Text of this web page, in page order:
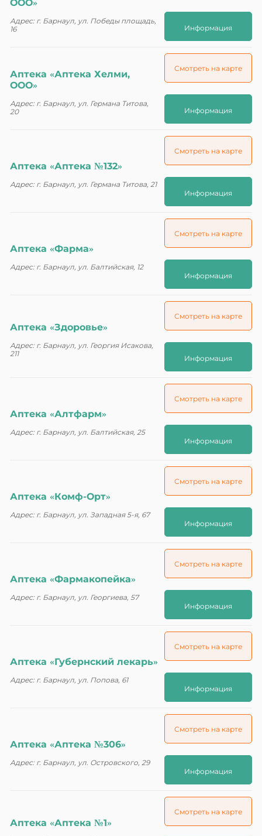
ООО»
Адрес: г. Барнаул, ул. Победы площадь,
16
Информация
Аптека «Аптека Хелми,
ООО»
Адрес: г. Барнаул, ул. Германа Титова,
20
Смотреть на карте
Информация
Аптека «Аптека №132»
Адрес: г. Барнаул, ул. Германа Титова, 21
Смотреть на карте
Информация
Аптека «Фарма»
Адрес: г. Барнаул, ул. Балтийская, 12
Смотреть на карте
Информация
Аптека «Здоровье»
Адрес: г. Барнаул, ул. Георгия Исакова,
211
Смотреть на карте
Информация
Аптека «Алтфарм»
Адрес: г. Барнаул, ул. Балтийская, 25
Смотреть на карте
Информация
Аптека «Комф-Орт»
Адрес: г. Барнаул, ул. Западная 5-я, 67
Смотреть на карте
Информация
Аптека «Фармакопейка»
Адрес: г. Барнаул, ул. Георгиева, 57
Смотреть на карте
Информация
Аптека «Губернский лекарь»
Адрес: г. Барнаул, ул. Попова, 61
Смотреть на карте
Информация
Аптека «Аптека №306»
Адрес: г. Барнаул, ул. Островского, 29
Смотреть на карте
Информация
Аптека «Аптека №1»
Смотреть на карте